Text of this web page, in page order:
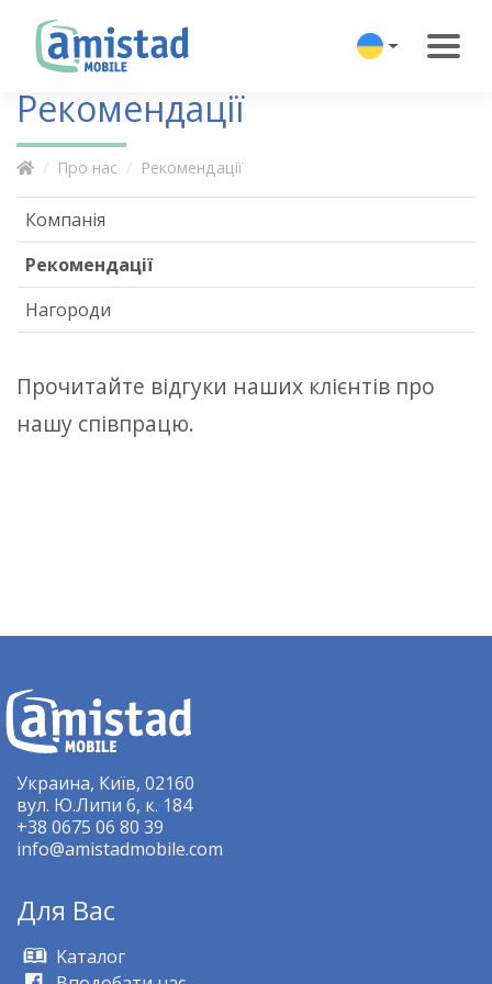
Рекомендації
Про нас Рекомендації
Прочитайте відгуки наших клієнтів про
нашу співпрацю.
Компанія
Рекомендації
Нагороди
Украина, Київ, 02160
вул. Ю.Липи 6, к. 184
+38 0675 06 80 39
info@amistadmobile.com
Для Bас
Kаталог